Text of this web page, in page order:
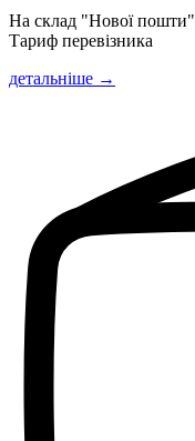
На склад "Нової пошти"
Тариф перевізника
детальніше →